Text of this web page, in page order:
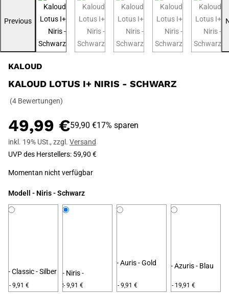
KALOUD
KALOUD LOTUS I+ NIRIS - SCHWARZ
(4 Bewertungen)
49,99 €59,90 €17% sparen
inkl. 19% USt., zzgl. Versand
UVP des Herstellers: 59,90 €
Momentan nicht verfügbar
Modell - Niris - Schwarz
- Classic - Silber
- 9,91 €
- Niris -
Schwarz
- 9,91 €
- Auris - Gold
- 9,91 €
- Azuris - Blau
- 19,91 €
Previous